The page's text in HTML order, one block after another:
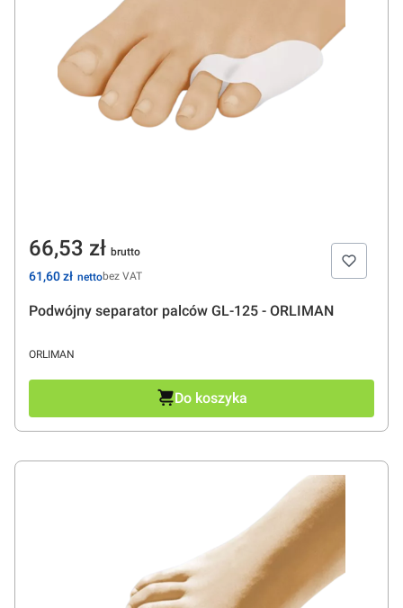
Podwójny separator palców GL-125 - ORLIMAN
PRODUCENT
ORLIMAN
Cena
66,53 zł
Cena
61,60 zł bez VAT
Do koszyka